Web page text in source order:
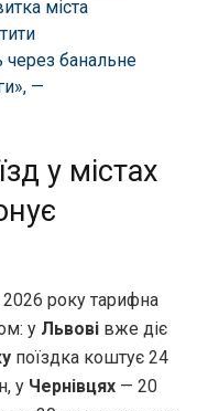
міста
через банальне
—
у містах
року тарифна
у Львові вже діє
поїздка коштує 24
у Чернівцях — 20